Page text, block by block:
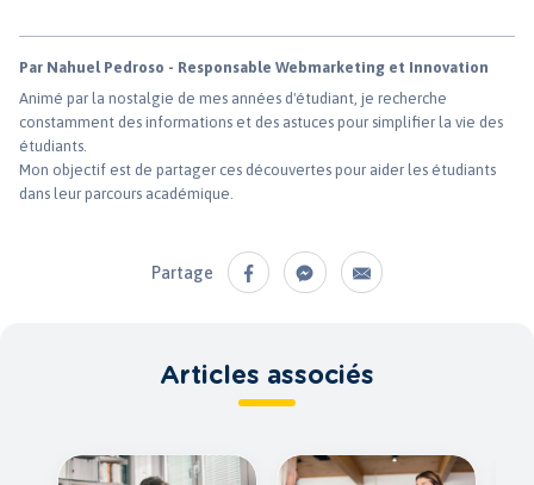
Partage
Par Nahuel Pedroso - Responsable Webmarketing et Innovation
Animé par la nostalgie de mes années d'étudiant, je recherche
constamment des informations et des astuces pour simplifier la vie des
étudiants.
Mon objectif est de partager ces découvertes pour aider les étudiants
dans leur parcours académique.
Articles associés